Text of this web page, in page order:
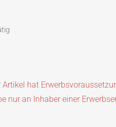
Artikel hat
nur an Inhaber einer